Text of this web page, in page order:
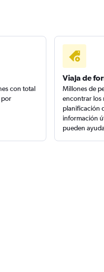
con total
por
Viaja de
Millones de
encontrar los
planificación
información
pueden